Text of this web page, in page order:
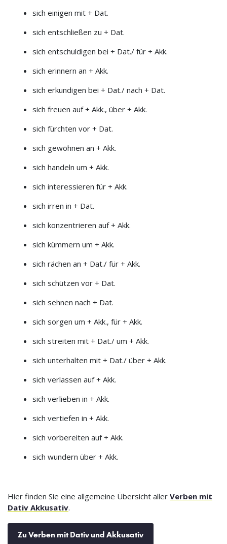
sich einigen mit + Dat.
sich entschließen zu + Dat.
sich entschuldigen bei + Dat./ für + Akk.
sich erinnern an + Akk.
sich erkundigen bei + Dat./ nach + Dat.
sich freuen auf + Akk., über + Akk.
sich fürchten vor + Dat.
sich gewöhnen an + Akk.
sich handeln um + Akk.
sich interessieren für + Akk.
sich irren in + Dat.
sich konzentrieren auf + Akk.
sich kümmern um + Akk.
sich rächen an + Dat./ für + Akk.
sich schützen vor + Dat.
sich sehnen nach + Dat.
sich sorgen um + Akk., für + Akk.
sich streiten mit + Dat./ um + Akk.
sich unterhalten mit + Dat./ über + Akk.
sich verlassen auf + Akk.
sich verlieben in + Akk.
sich vertiefen in + Akk.
sich vorbereiten auf + Akk.
sich wundern über + Akk.
Hier finden Sie eine allgemeine Übersicht aller Verben mit
Dativ Akkusativ.
Zu Verben mit Dativ und Akkusativ